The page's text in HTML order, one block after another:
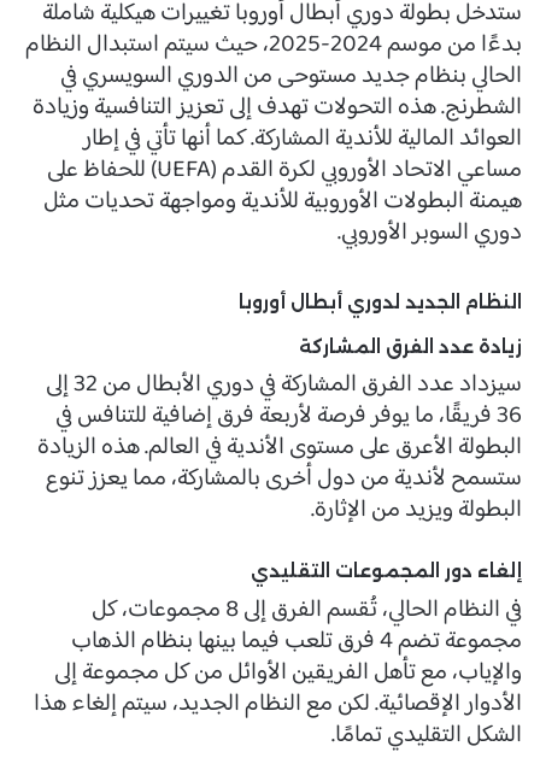
ستدخل بطولة دوري أبطال أوروبا تغييرات هيكلية شاملة
بدءًا من موسم 2024-2025، حيث سيتم استبدال النظام
الحالي بنظام جديد مستوحى من الدوري السويسري في
الشطرنج. هذه التحولات تهدف إلى تعزيز التنافسية وزيادة
العوائد المالية للأندية المشاركة. كما أنها تأتي في إطار
مساعي الاتحاد الأوروبي لكرة القدم (UEFA) للحفاظ على
هيمنة البطولات الأوروبية للأندية ومواجهة تحديات مثل
دوري السوبر الأوروبي.
النظام الجديد لدوري أبطال أوروبا
زيادة عدد الفرق المشاركة
سيزداد عدد الفرق المشاركة في دوري الأبطال من 32 إلى
36 فريقًا، ما يوفر فرصة لأربعة فرق إضافية للتنافس في
البطولة الأعرق على مستوى الأندية في العالم. هذه الزيادة
ستسمح لأندية من دول أخرى بالمشاركة، مما يعزز تنوع
البطولة ويزيد من الإثارة.
إلغاء دور المجموعات التقليدي
في النظام الحالي، تُقسم الفرق إلى 8 مجموعات، كل
مجموعة تضم 4 فرق تلعب فيما بينها بنظام الذهاب
والإياب، مع تأهل الفريقين الأوائل من كل مجموعة إلى
الأدوار الإقصائية. لكن مع النظام الجديد، سيتم إلغاء هذا
الشكل التقليدي تمامًا.